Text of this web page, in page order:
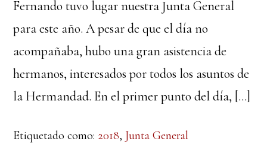
Fernando tuvo lugar nuestra Junta General
para este año. A pesar de que el día no
acompañaba, hubo una gran asistencia de
hermanos, interesados por todos los asuntos de
la Hermandad. En el primer punto del día, […]
Etiquetado como: 2018, Junta General